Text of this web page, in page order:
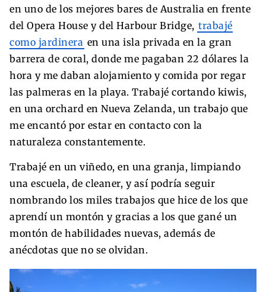
en uno de los mejores bares de Australia en frente
del Opera House y del Harbour Bridge, trabajé
como jardinera en una isla privada en la gran
barrera de coral, donde me pagaban 22 dólares la
hora y me daban alojamiento y comida por regar
las palmeras en la playa. Trabajé cortando kiwis,
en una orchard en Nueva Zelanda, un trabajo que
me encantó por estar en contacto con la
naturaleza constantemente.
Trabajé en un viñedo, en una granja, limpiando
una escuela, de cleaner, y así podría seguir
nombrando los miles trabajos que hice de los que
aprendí un montón y gracias a los que gané un
montón de habilidades nuevas, además de
anécdotas que no se olvidan.